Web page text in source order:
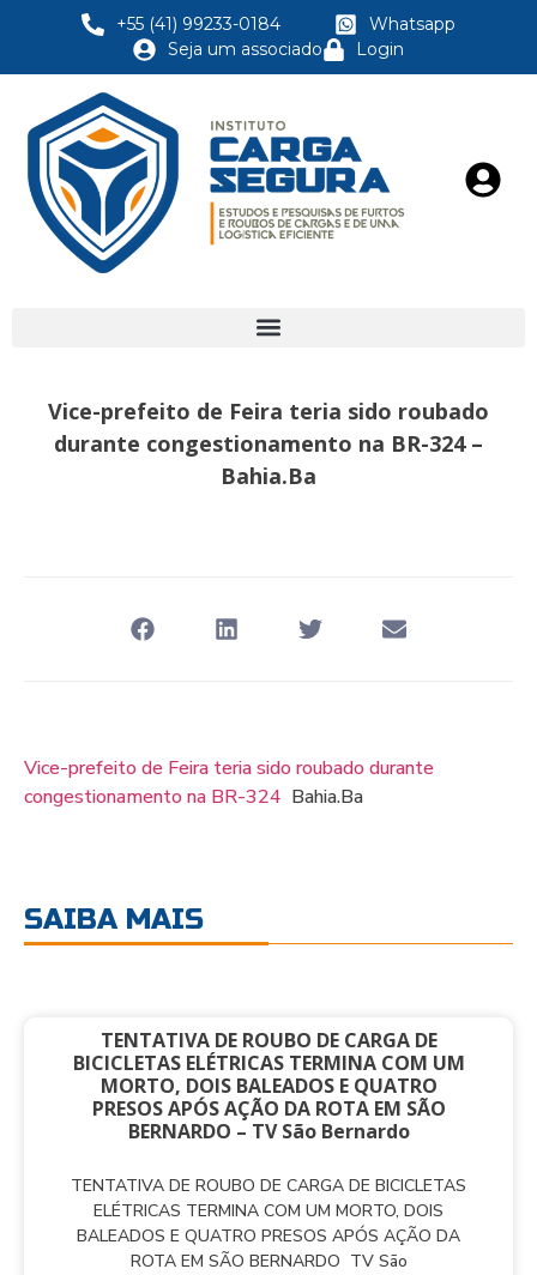
+55 (41) 99233-0184
Whatsapp
Seja um associado
Login
Vice-prefeito de Feira teria sido roubado
durante congestionamento na BR-324 –
Bahia.Ba
Vice-prefeito de Feira teria sido roubado durante
congestionamento na BR-324 Bahia.Ba
SAIBA MAIS
TENTATIVA DE ROUBO DE CARGA DE
BICICLETAS ELÉTRICAS TERMINA COM UM
MORTO, DOIS BALEADOS E QUATRO
PRESOS APÓS AÇÃO DA ROTA EM SÃO
BERNARDO – TV São Bernardo
TENTATIVA DE ROUBO DE CARGA DE BICICLETAS
ELÉTRICAS TERMINA COM UM MORTO, DOIS
BALEADOS E QUATRO PRESOS APÓS AÇÃO DA
ROTA EM SÃO BERNARDO TV São